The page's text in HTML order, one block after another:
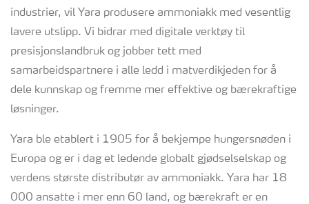
industrier, vil Yara produsere ammoniakk med vesentlig
lavere utslipp. Vi bidrar med digitale verktøy til
presisjonslandbruk og jobber tett med
samarbeidspartnere i alle ledd i matverdikjeden for å
dele kunnskap og fremme mer effektive og bærekraftige
løsninger.
Yara ble etablert i 1905 for å bekjempe hungersnøden i
Europa og er i dag et ledende globalt gjødselselskap og
verdens største distributør av ammoniakk. Yara har 18
000 ansatte i mer enn 60 land, og bærekraft er en